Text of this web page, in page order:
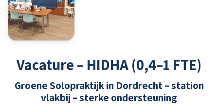
Vacature – HIDHA (0,4–1 FTE)
Groene Solopraktijk in Dordrecht – station
vlakbij – sterke ondersteuning